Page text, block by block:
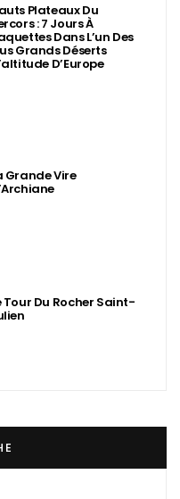
Plateaux Du
: 7 Jours À
Dans L’un Des
Grands Déserts
D’Europe
Grande Vire
Tour Du Rocher Saint-